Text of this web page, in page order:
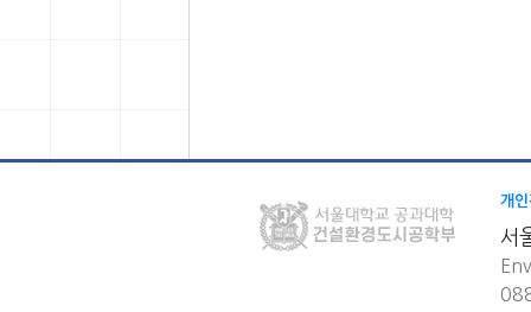
개
서